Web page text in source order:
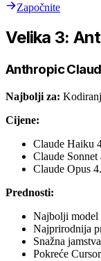
Započnite
Velika 3:
Anthropic
Najbolji za:
Cijene:
Claude Haiku
Claude
Claude Opus
Prednosti:
Najbolji model
Najprirodnija
Snažna
Pokreće